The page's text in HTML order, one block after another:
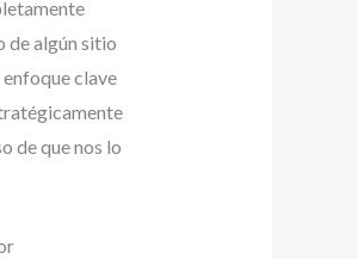
de algún sitio
clave
de que nos lo